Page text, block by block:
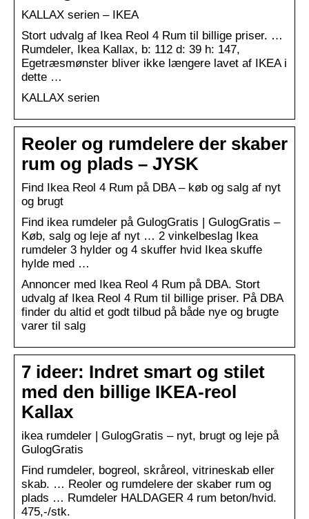
KALLAX serien – IKEA
Stort udvalg af Ikea Reol 4 Rum til billige priser. …
Rumdeler, Ikea Kallax, b: 112 d: 39 h: 147,
Egetræsmønster bliver ikke længere lavet af IKEA i
dette …
KALLAX serien
Reoler og rumdelere der skaber
rum og plads – JYSK
Find Ikea Reol 4 Rum på DBA – køb og salg af nyt
og brugt
Find ikea rumdeler på GulogGratis | GulogGratis –
Køb, salg og leje af nyt … 2 vinkelbeslag Ikea
rumdeler 3 hylder og 4 skuffer hvid Ikea skuffe
hylde med …
Annoncer med Ikea Reol 4 Rum på DBA. Stort
udvalg af Ikea Reol 4 Rum til billige priser. På DBA
finder du altid et godt tilbud på både nye og brugte
varer til salg
7 ideer: Indret smart og stilet
med den billige IKEA-reol
Kallax
ikea rumdeler | GulogGratis – nyt, brugt og leje på
GulogGratis
Find rumdeler, bogreol, skråreol, vitrineskab eller
skab. … Reoler og rumdelere der skaber rum og
plads … Rumdeler HALDAGER 4 rum beton/hvid.
475,-/stk.